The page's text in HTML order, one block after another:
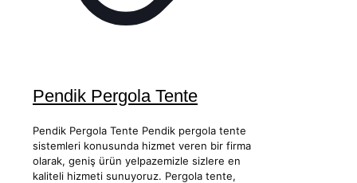
Pendik Pergola Tente
Pendik Pergola Tente Pendik pergola tente
sistemleri konusunda hizmet veren bir firma
olarak, geniş ürün yelpazemizle sizlere en
kaliteli hizmeti sunuyoruz. Pergola tente,